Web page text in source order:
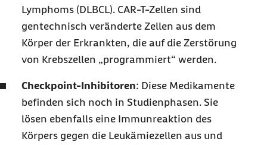
Lymphoms (DLBCL). CAR-T-Zellen sind
gentechnisch veränderte Zellen aus dem
Körper der Erkrankten, die auf die Zerstörung
von Krebszellen „programmiert“ werden.
Checkpoint-Inhibitoren: Diese Medikamente
befinden sich noch in Studienphasen. Sie
lösen ebenfalls eine Immunreaktion des
Körpers gegen die Leukämiezellen aus und